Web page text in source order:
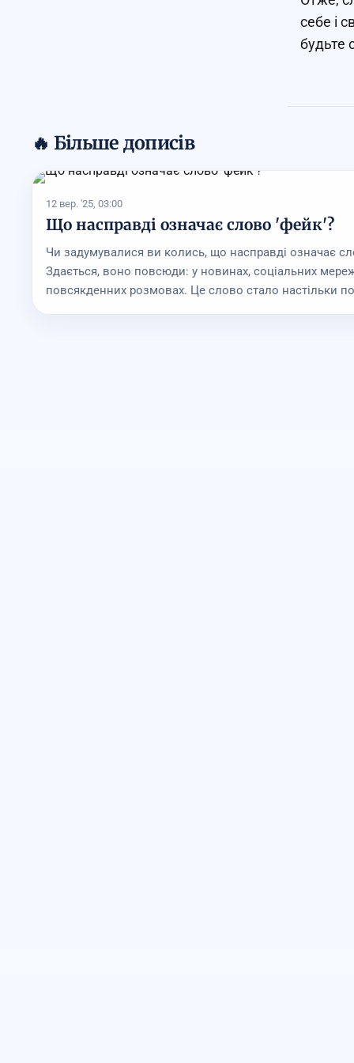
себе і
будьте
🔥 Більше дописів
12 вер. '25, 03:00
Що насправді означає слово 'фейк'?
Чи задумувалися ви колись, що насправді означає
Здається, воно повсюди: у новинах, соціальних
повсякденних розмовах. Це слово стало настільки